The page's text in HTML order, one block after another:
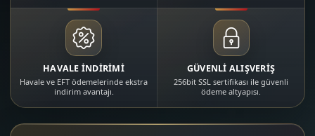
HAVALE İNDİRİMİ
Havale ve EFT ödemelerinde ekstra
indirim avantajı.
GÜVENLİ ALIŞVERİŞ
256bit SSL sertifikası ile güvenli
ödeme altyapısı.